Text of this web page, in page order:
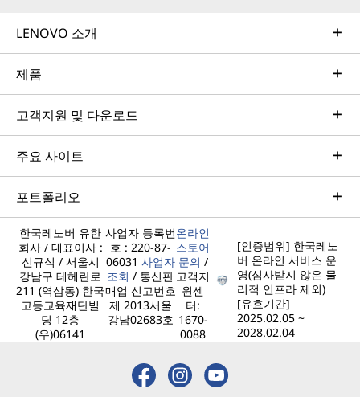
LENOVO 소개
제품
고객지원 및 다운로드
주요 사이트
포트폴리오
한국레노버 유한
회사 / 대표이사 :
신규식 / 서울시
강남구 테헤란로
211 (역삼동) 한국
고등교육재단빌
딩 12층
(우)06141
사업자 등록번
호 : 220-87-
06031 사업자
조회 / 통신판
매업 신고번호
제 2013서울
강남02683호
온라인
스토어
문의 /
고객지
원센
터:
1670-
0088
[인증범위] 한국레노
버 온라인 서비스 운
영(심사받지 않은 물
리적 인프라 제외)
[유효기간]
2025.02.05 ~
2028.02.04